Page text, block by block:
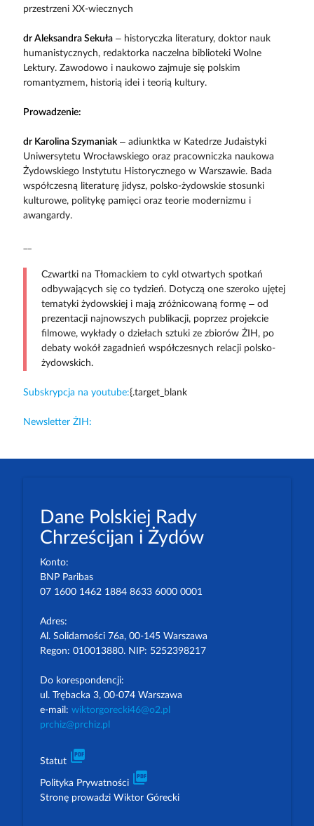
przestrzeni XX-wiecznych
dr Aleksandra Sekuła– historyczka literatury, doktor nauk
humanistycznych, redaktorka naczelna biblioteki Wolne
Lektury. Zawodowo i naukowo zajmuje się polskim
romantyzmem, historią idei i teorią kultury.
Prowadzenie:
dr Karolina Szymaniak– adiunktka w Katedrze Judaistyki
Uniwersytetu Wrocławskiego oraz pracowniczka naukowa
Żydowskiego Instytutu Historycznego w Warszawie. Bada
współczesną literaturę jidysz, polsko-żydowskie stosunki
kulturowe, politykę pamięci oraz teorie modernizmu i
awangardy.
Czwartki na Tłomackiem to cykl otwartych spotkań
odbywających się co tydzień. Dotyczą one szeroko ujętej
tematyki żydowskiej i mają zróżnicowaną formę – od
prezentacji najnowszych publikacji, poprzez projekcie
filmowe, wykłady o dziełach sztuki ze zbiorów ŻIH, po
debaty wokół zagadnień współczesnych relacji polsko-
żydowskich.
Subskrypcja na youtube:{.target_blank
Newsletter ŻIH:
Dane Polskiej Rady
Chrześcijan i Żydów
Konto:
BNP Paribas
07 1600 1462 1884 8633 6000 0001
Adres:
Al. Solidarności 76a, 00-145 Warszawa
Regon: 010013880. NIP: 5252398217
Do korespondencji:
ul. Trębacka 3, 00-074 Warszawa
e-mail: wiktorgorecki46@o2.pl
prchiz@prchiz.pl
Statut picture_as_pdf
Polityka Prywatności picture_as_pdf
Stronę prowadzi Wiktor Górecki